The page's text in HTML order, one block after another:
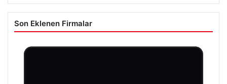
Son Eklenen Firmalar